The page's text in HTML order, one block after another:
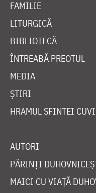
FAMILIE
LITURGICĂ
BIBLIOTECĂ
ÎNTREABĂ PREOTUL
MEDIA
ȘTIRI
HRAMUL SFINTEI
AUTORI
PĂRINȚI
MAICI CU VIAȚĂ